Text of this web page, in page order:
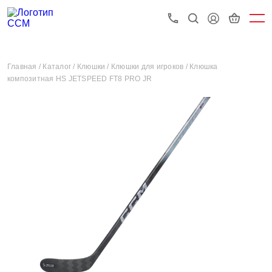
Главная / Каталог / Клюшки / Клюшки для игроков / Клюшка
композитная HS JETSPEED FT8 PRO JR